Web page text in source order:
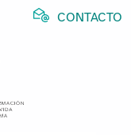
CONTACTO